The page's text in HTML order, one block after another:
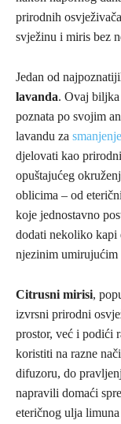
prirodnih
svježinu i miris bez
Jedan od
lavanda. Ovaj biljka
poznata po svojim
lavandu za
djelovati kao
opuštajućeg
oblicima – od
koje jednostavno
dodati nekoliko kapi
njezinim umirujućim
Citrusni mirisi,
izvrsni prirodni
prostor, već i podići
koristiti na razne
difuzoru, do
napravili domaći
eteričnog ulja